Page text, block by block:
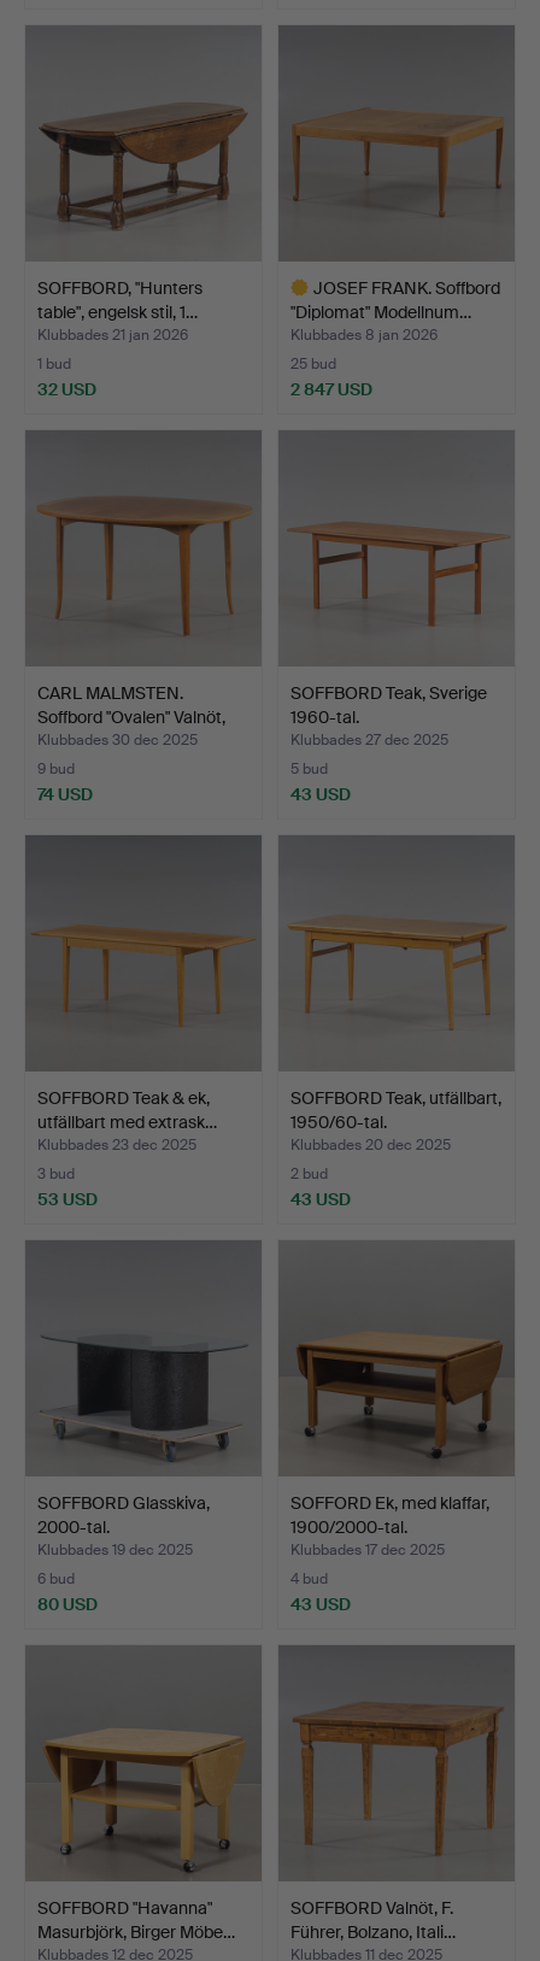
SOFFBORD, "Hunters
table", engelsk stil, 1…
Klubbades 21 jan 2026
1 bud
32 USD
JOSEF FRANK. Soffbord
"Diplomat" Modellnum…
Klubbades 8 jan 2026
25 bud
2 847 USD
CARL MALMSTEN.
Soffbord "Ovalen" Valnöt,
C…
Klubbades 30 dec 2025
9 bud
74 USD
SOFFBORD Teak, Sverige
1960-tal.
Klubbades 27 dec 2025
5 bud
43 USD
SOFFBORD Teak & ek,
utfällbart med extrask…
Klubbades 23 dec 2025
3 bud
53 USD
SOFFBORD Teak, utfällbart,
1950/60-tal.
Klubbades 20 dec 2025
2 bud
43 USD
SOFFBORD Glasskiva,
2000-tal.
Klubbades 19 dec 2025
6 bud
80 USD
SOFFORD Ek, med klaffar,
1900/2000-tal.
Klubbades 17 dec 2025
4 bud
43 USD
SOFFBORD "Havanna"
Masurbjörk, Birger Möbe…
Klubbades 12 dec 2025
SOFFBORD Valnöt, F.
Führer, Bolzano, Itali…
Klubbades 11 dec 2025